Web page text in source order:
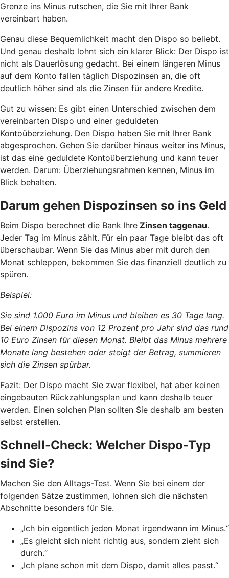
Grenze ins Minus rutschen, die Sie mit Ihrer Bank
vereinbart haben.
Genau diese Bequemlichkeit macht den Dispo so beliebt.
Und genau deshalb lohnt sich ein klarer Blick: Der Dispo ist
nicht als Dauerlösung gedacht. Bei einem längeren Minus
auf dem Konto fallen täglich Dispozinsen an, die oft
deutlich höher sind als die Zinsen für andere Kredite.
Gut zu wissen: Es gibt einen Unterschied zwischen dem
vereinbarten Dispo und einer geduldeten
Kontoüberziehung. Den Dispo haben Sie mit Ihrer Bank
abgesprochen. Gehen Sie darüber hinaus weiter ins Minus,
ist das eine geduldete Kontoüberziehung und kann teuer
werden. Darum: Überziehungsrahmen kennen, Minus im
Blick behalten.
Darum gehen Dispozinsen so ins Geld
Beim Dispo berechnet die Bank Ihre Zinsen taggenau.
Jeder Tag im Minus zählt. Für ein paar Tage bleibt das oft
überschaubar. Wenn Sie das Minus aber mit durch den
Monat schleppen, bekommen Sie das finanziell deutlich zu
spüren.
Beispiel:
Sie sind 1.000 Euro im Minus und bleiben es 30 Tage lang.
Bei einem Dispozins von 12 Prozent pro Jahr sind das rund
10 Euro Zinsen für diesen Monat. Bleibt das Minus mehrere
Monate lang bestehen oder steigt der Betrag, summieren
sich die Zinsen spürbar.
Fazit: Der Dispo macht Sie zwar flexibel, hat aber keinen
eingebauten Rückzahlungsplan und kann deshalb teuer
werden. Einen solchen Plan sollten Sie deshalb am besten
selbst erstellen.
Schnell-Check: Welcher Dispo-Typ
sind Sie?
Machen Sie den Alltags-Test. Wenn Sie bei einem der
folgenden Sätze zustimmen, lohnen sich die nächsten
Abschnitte besonders für Sie.
„Ich bin eigentlich jeden Monat irgendwann im Minus.“
„Es gleicht sich nicht richtig aus, sondern zieht sich
durch.“
„Ich plane schon mit dem Dispo, damit alles passt.“